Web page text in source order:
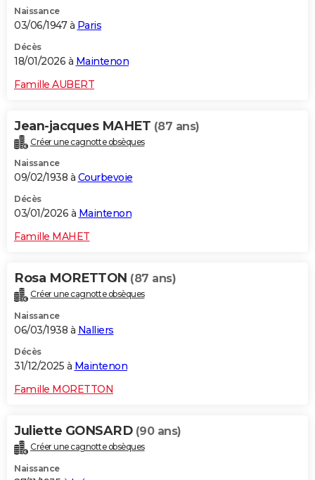
Naissance
03/06/1947 à Paris
Décès
18/01/2026 à Maintenon
Famille AUBERT
Jean-jacques MAHET (87 ans)
Créer une cagnotte obsèques
Naissance
09/02/1938 à Courbevoie
Décès
03/01/2026 à Maintenon
Famille MAHET
Rosa MORETTON (87 ans)
Créer une cagnotte obsèques
Naissance
06/03/1938 à Nalliers
Décès
31/12/2025 à Maintenon
Famille MORETTON
Juliette GONSARD (90 ans)
Créer une cagnotte obsèques
Naissance